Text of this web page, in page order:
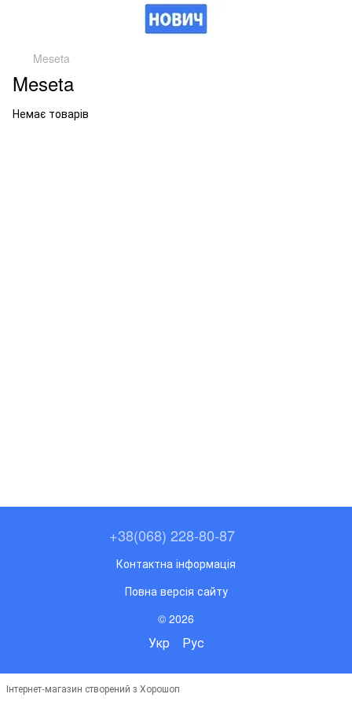
Meseta
Meseta
Немає товарів
+38(068) 228-80-87
Контактна інформація
Повна версія сайту
© 2026
Укр Рус
Інтернет-магазин створений з Хорошоп